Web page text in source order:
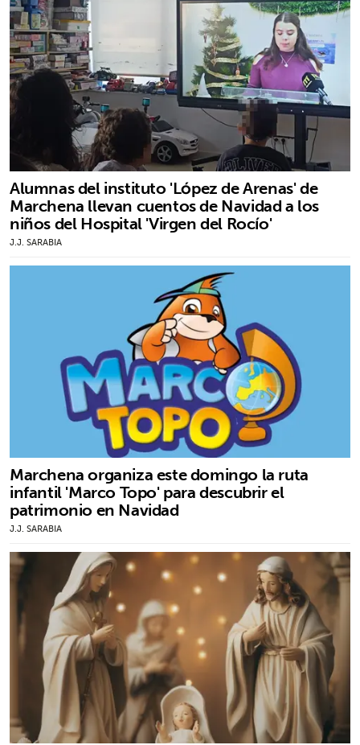
Alumnas del instituto 'López de Arenas' de
Marchena llevan cuentos de Navidad a los
niños del Hospital 'Virgen del Rocío'
J.J. SARABIA
Marchena organiza este domingo la ruta
infantil 'Marco Topo' para descubrir el
patrimonio en Navidad
J.J. SARABIA